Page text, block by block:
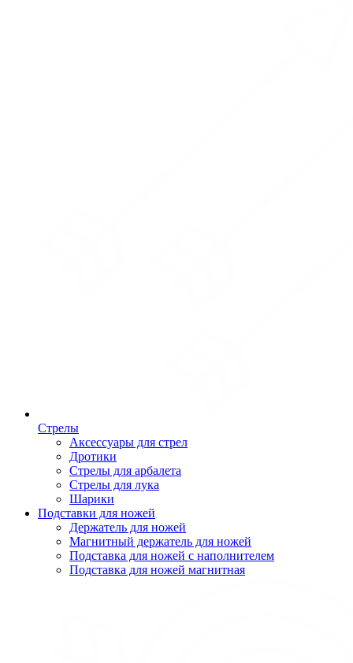
Стрелы
Аксессуары для стрел
Дротики
Стрелы для арбалета
Стрелы для лука
Шарики
Подставки для ножей
Держатель для ножей
Магнитный держатель для ножей
Подставка для ножей с наполнителем
Подставка для ножей магнитная